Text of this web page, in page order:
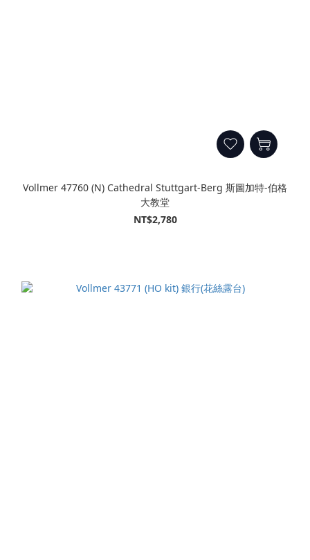
Vollmer 47760 (N) Cathedral Stuttgart-Berg 斯圖加特-伯格
大教堂
NT$2,780